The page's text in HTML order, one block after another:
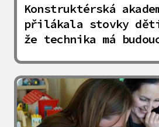
Konstruktérská
přilákala stovky
že technika má